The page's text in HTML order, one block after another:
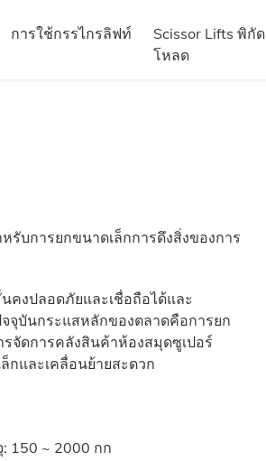
การใช้กรรไกรลิฟท์
Scissor Lifts พิกัด
โหลด
รับการยกขนาดเล็กการดึงสิ่งของการ
งปลอดภัยและเชื่อถือได้และ
จุบันกระแสหลักของตลาดคือการยก
จัดการคลังสินค้าห้องสมุดซูเปอร์
กและเคลื่อนย้ายสะดวก
150 ~ 2000 กก